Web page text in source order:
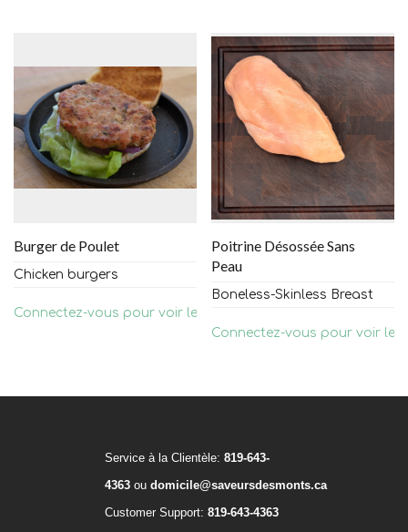
Burger de Poulet
Chicken burgers
Connectez-vous pour voir les prix
Poitrine Désossée Sans
Peau
Boneless-Skinless Breast
Connectez-vous pour voir les
Service à la Clientèle: 819-643-
4363 ou domicile@saveursdesmonts.ca
Customer Support: 819-643-4363